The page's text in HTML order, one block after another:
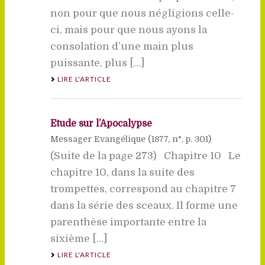
non pour que nous négligions celle-
ci, mais pour que nous ayons la
consolation d’une main plus
puissante, plus [...]
LIRE L'ARTICLE
Etude sur l’Apocalypse
Messager Evangélique (1877, n°, p. 301)
(Suite de la page 273) Chapitre 10 Le
chapitre 10, dans la suite des
trompettes, correspond au chapitre 7
dans la série des sceaux. Il forme une
parenthèse importante entre la
sixième [...]
LIRE L'ARTICLE